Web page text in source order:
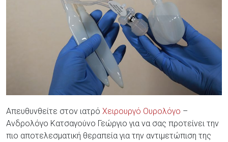
Απευθυνθείτε στον ιατρό Χειρουργό Ουρολόγο –
Ανδρολόγο Κατσαγούνο Γεώργιο για να σας προτείνει την
πιο αποτελεσματική θεραπεία για την αντιμετώπιση της